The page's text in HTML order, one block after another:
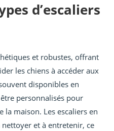
d’escaliers
et robustes, offrant
les chiens à accéder aux
disponibles en
personnalisés pour
la maison. Les escaliers en
et à entretenir, ce